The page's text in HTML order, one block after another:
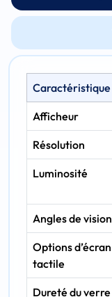
Caractéristique
Afficheur
Résolution
Luminosité
Angles de vision
Options d’écran
tactile
Dureté du verre